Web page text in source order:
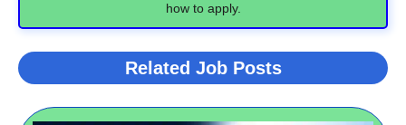
how to apply.
Related Job Posts